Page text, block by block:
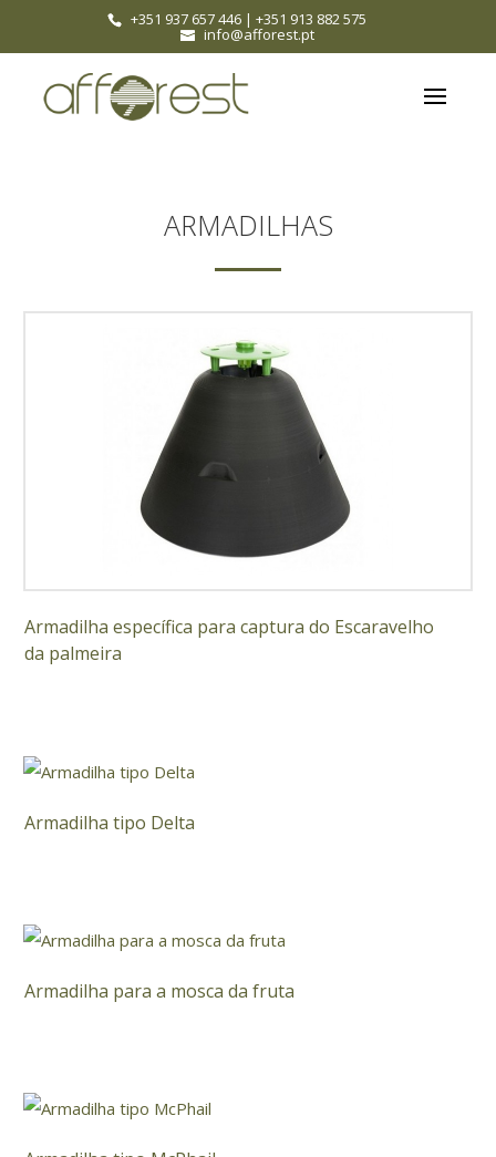
+351 937 657 446| +351 913 882 575
info@afforest.pt
ARMADILHAS
Armadilha específica para captura do Escaravelho
da palmeira
Armadilha tipo Delta
Armadilha para a mosca da fruta